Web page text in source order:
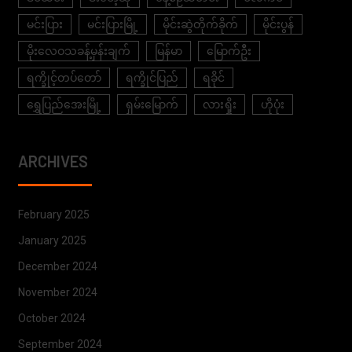
မင်းပြား မင်းပြားမြို့ မိုင်းဆွဲတိုက်ခိုက် မိုင်းပွန်
မိုးလေဝသခန့်မှန်းချက် မြန်မာ မြောက်ဦး
ရက္ခိုင့်တပ်တော် ရက္ခိုင်ပြည် ရခိုင်
ရွှေပြည်အေးမြို့ ရှမ်းမြောက် လားရှိုး ဟိုပုံး
ARCHIVES
February 2025
January 2025
December 2024
November 2024
October 2024
September 2024